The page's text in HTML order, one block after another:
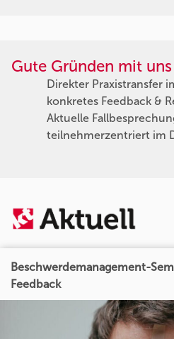
Gute Gründen mit
Direkter Praxistransfer
konkretes Feedback &
Aktuelle
teilnehmerzentriert im
Beschwerdemanagement-
Feedback